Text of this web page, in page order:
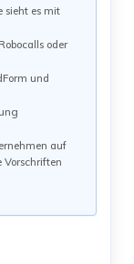
sieht es mit
oder
und
auf
Vorschriften